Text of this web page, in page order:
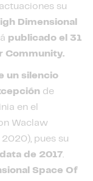
su
Dimensional
publicado el 31
Community.
un silencio
de
en el
Waclaw
2020), pues su
de 2017.
Space Of